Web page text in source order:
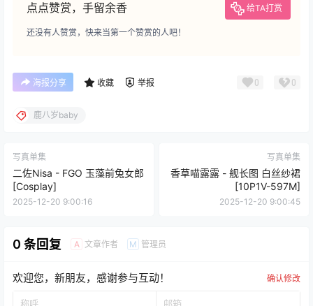
点点赞赏，手留余香 给TA打赏
还没有人赞赏，快来当第一个赞赏的人吧！
海报分享 收藏 举报 0 0
鹿八岁baby
写真单集
二佐Nisa - FGO 玉藻前兔女郎
[Cosplay]
2025-12-20 9:00:16
写真单集
香草喵露露 - 舰长图 白丝纱裙
[10P1V-597M]
2025-12-20 9:00:45
0 条回复 A 文章作者 M 管理员
欢迎您，新朋友，感谢参与互动！ 确认修改